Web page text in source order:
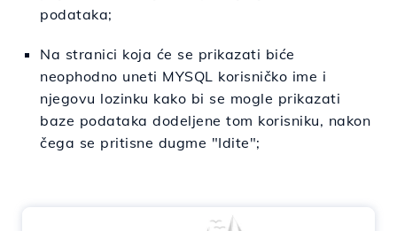
podataka;
Na stranici koja će se prikazati biće
neophodno uneti MYSQL korisničko ime i
njegovu lozinku kako bi se mogle prikazati
baze podataka dodeljene tom korisniku, nakon
čega se pritisne dugme "Idite";